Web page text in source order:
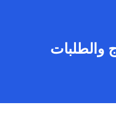
والطلبات